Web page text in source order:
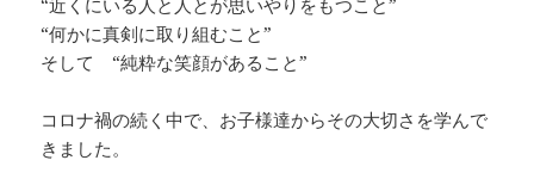
“何かに真剣に取り組むこと”
そして “純粋な笑顔があること”
コロナ禍の続く中で、お子様達からその大切さを学んで
きました。